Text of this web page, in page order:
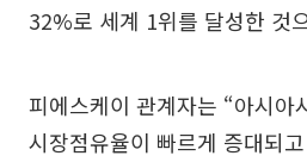
32%로 세계 1위를 달성한 것
피에스케이 관계자는 “아시아
시장점유율이 빠르게 증대되